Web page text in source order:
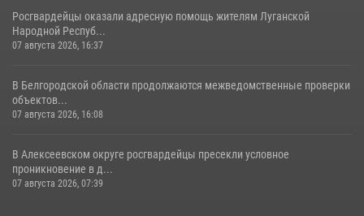
Росгвардейцы оказали адресную помощь жителям Луганской
Народной Респуб...
07 августа 2026, 16:37
В Белгородской области продолжаются межведомственные проверки
объектов...
07 августа 2026, 16:08
В Алексеевском округе росгвардейцы пресекли условное
проникновение в д...
07 августа 2026, 07:39